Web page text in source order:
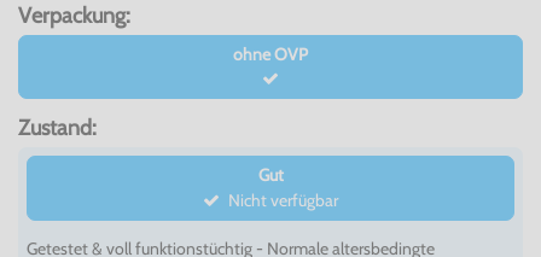
Verpackung:
ohne OVP
Zustand:
Gut
Nicht verfügbar
Getestet & voll funktionstüchtig - Normale altersbedingte